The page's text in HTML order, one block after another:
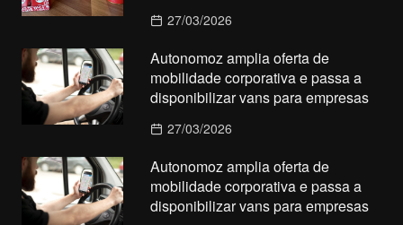
27/03/2026
Autonomoz amplia oferta de
mobilidade corporativa e passa a
disponibilizar vans para empresas
27/03/2026
Autonomoz amplia oferta de
mobilidade corporativa e passa a
disponibilizar vans para empresas